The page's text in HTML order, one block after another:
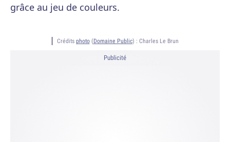
grâce au jeu de couleurs.
Crédits photo(Domaine Public) : Charles Le Brun
Publicité